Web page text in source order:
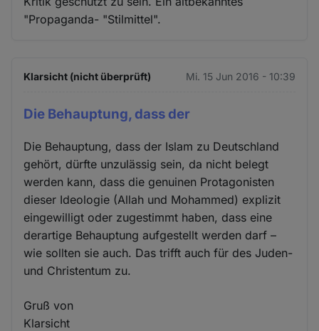
"Propaganda- "Stilmittel".
Klarsicht (nicht überprüft) Mi. 15 Jun 2016 - 10:39
Die Behauptung, dass der
Die Behauptung, dass der Islam zu Deutschland
gehört, dürfte unzulässig sein, da nicht belegt
werden kann, dass die genuinen Protagonisten
dieser Ideologie (Allah und Mohammed) explizit
eingewilligt oder zugestimmt haben, dass eine
derartige Behauptung aufgestellt werden darf –
wie sollten sie auch. Das trifft auch für des Juden-
und Christentum zu.
Gruß von
Klarsicht